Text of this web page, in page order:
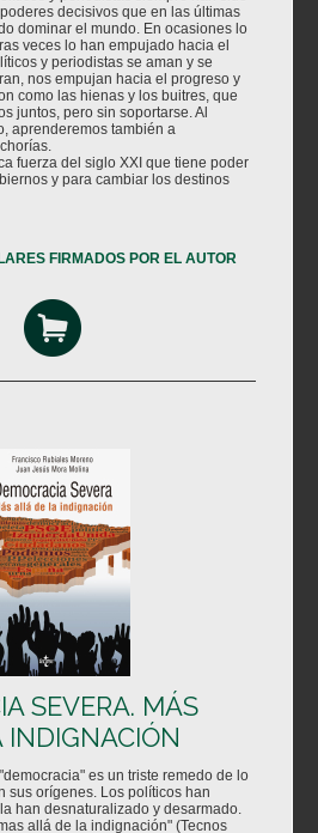
decisivos que en las últimas
dominar el mundo. En ocasiones lo
veces lo han empujado hacia el
y periodistas se aman y se
nos empujan hacia el progreso y
como las hienas y los buitres, que
juntos, pero sin soportarse. Al
aprenderemos también a
fuerza del siglo XXI que tiene poder
y para cambiar los destinos
FIRMADOS POR EL AUTOR
SEVERA. MÁS
es un triste remedo de lo
sus orígenes. Los políticos han
han desnaturalizado y desarmado.
allá de la indignación" (Tecnos